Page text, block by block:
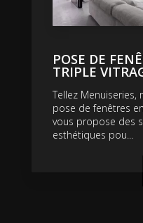
POSE DE
TRIPLE
Tellez Menuiseries,
pose de fenêtres
vous propose des
esthétiques pou...